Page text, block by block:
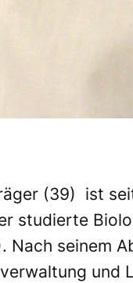
(39) ist
studierte
Nach seinem
und